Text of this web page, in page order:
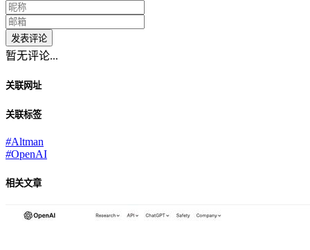
发表评论
暂无评论...
关联网址
关联标签
#Altman
#OpenAI
相关文章